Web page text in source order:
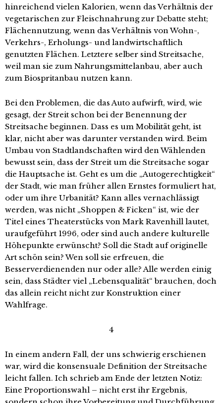
hinreichend vielen Kalorien, wenn das Verhältnis der
vegetarischen zur Fleischnahrung zur Debatte steht;
Flächennutzung, wenn das Verhältnis von Wohn-,
Verkehrs-, Erholungs- und landwirtschaftlich
genutzten Flächen. Letztere selber sind Streitsache,
weil man sie zum Nahrungsmittelanbau, aber auch
zum Biospritanbau nutzen kann.
Bei den Problemen, die das Auto aufwirft, wird, wie
gesagt, der Streit schon bei der Benennung der
Streitsache beginnen. Dass es um Mobilität geht, ist
klar, nicht aber was darunter verstanden wird. Beim
Umbau von Stadtlandschaften wird den Wählenden
bewusst sein, dass der Streit um die Streitsache sogar
die Hauptsache ist. Geht es um die „Autogerechtigkeit“
der Stadt, wie man früher allen Ernstes formuliert hat,
oder um ihre Urbanität? Kann alles vernachlässigt
werden, was nicht „Shoppen & Ficken“ ist, wie der
Titel eines Theaterstücks von Mark Ravenhill lautet,
uraufgeführt 1996, oder sind auch andere kulturelle
Höhepunkte erwünscht? Soll die Stadt auf originelle
Art schön sein? Wen soll sie erfreuen, die
Besserverdienenden nur oder alle? Alle werden einig
sein, dass Städter viel „Lebensqualität“ brauchen, doch
das allein reicht nicht zur Konstruktion einer
Wahlfrage.
4
In einem andern Fall, der uns schwierig erschienen
war, wird die konsensuale Definition der Streitsache
leicht fallen. Ich schrieb am Ende der letzten Notiz:
Eine Proportionswahl – nicht erst ihr Ergebnis,